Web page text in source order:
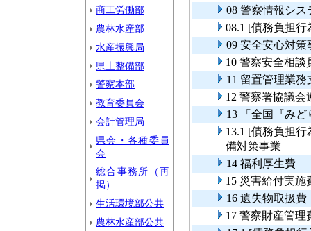
商工労働部
農林水産部
水産振興局
県土整備部
警察本部
教育委員会
会計管理局
県会・各種委員
会
総合事務所（再
掲）
生活環境部公共
農林水産部公共
08 警察情報シ
08.1 [債務負担
09 安全安心対策
10 警察安全相談
11 留置管理業
12 警察署協議会
13 「全国『み
13.1 [債務負担
備対策事業
14 福利厚生費
15 災害給付実施
16 遺失物取扱費
17 警察財産管理